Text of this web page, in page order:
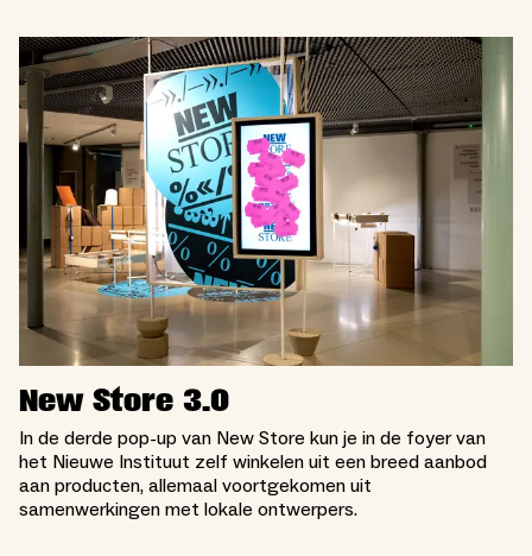
New Store 3.0
In de derde pop-up van New Store kun je in de foyer van
het Nieuwe Instituut zelf winkelen uit een breed aanbod
aan producten, allemaal voortgekomen uit
samenwerkingen met lokale ontwerpers.